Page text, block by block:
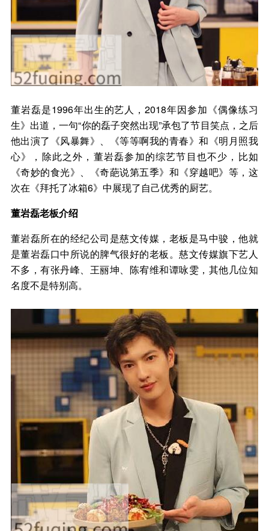
董岩磊是1996年出生的艺人，2018年因参加《偶像练习
生》出道，一句“你的磊子突然出现”承包了节目笑点，之后
他出演了《风暴舞》、《等等啊我的青春》和《明月照我
心》，除此之外，董岩磊参加的综艺节目也不少，比如
《奇妙的食光》、《奇葩说第五季》和《穿越吧》等，这
次在《拜托了冰箱6》中展现了自己优秀的厨艺。
董岩磊老板介绍
董岩磊所在的经纪公司是慈文传媒，老板是马中骏，他就
是董岩磊口中所说的脾气很好的老板。慈文传媒旗下艺人
不多，有张丹峰、王丽坤、陈宥维和谭咏雯，其他几位知
名度不是特别高。